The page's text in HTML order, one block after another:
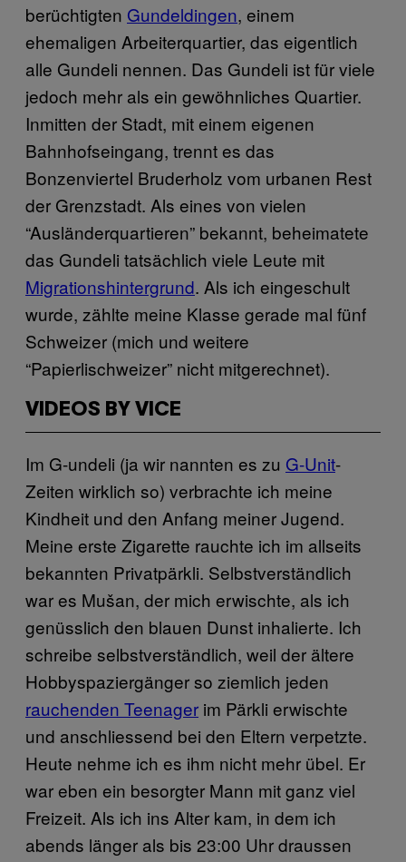
berüchtigten Gundeldingen, einem
ehemaligen Arbeiterquartier, das eigentlich
alle Gundeli nennen. Das Gundeli ist für viele
jedoch mehr als ein gewöhnliches Quartier.
Inmitten der Stadt, mit einem eigenen
Bahnhofseingang, trennt es das
Bonzenviertel Bruderholz vom urbanen Rest
der Grenzstadt. Als eines von vielen
“Ausländerquartieren” bekannt, beheimatete
das Gundeli tatsächlich viele Leute mit
Migrationshintergrund. Als ich eingeschult
wurde, zählte meine Klasse gerade mal fünf
Schweizer (mich und weitere
“Papierlischweizer” nicht mitgerechnet).
VIDEOS BY VICE
Im G-undeli (ja wir nannten es zu G-Unit-
Zeiten wirklich so) verbrachte ich meine
Kindheit und den Anfang meiner Jugend.
Meine erste Zigarette rauchte ich im allseits
bekannten Privatpärkli. Selbstverständlich
war es Mušan, der mich erwischte, als ich
genüsslich den blauen Dunst inhalierte. Ich
schreibe selbstverständlich, weil der ältere
Hobbyspaziergänger so ziemlich jeden
rauchenden Teenager im Pärkli erwischte
und anschliessend bei den Eltern verpetzte.
Heute nehme ich es ihm nicht mehr übel. Er
war eben ein besorgter Mann mit ganz viel
Freizeit. Als ich ins Alter kam, in dem ich
abends länger als bis 23:00 Uhr draussen